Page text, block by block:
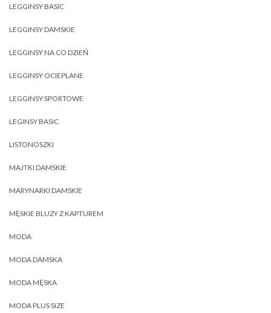
LEGGINSY BASIC
LEGGINSY DAMSKIE
LEGGINSY NA CO DZIEŃ
LEGGINSY OCIEPLANE
LEGGINSY SPORTOWE
LEGINSY BASIC
LISTONOSZKI
MAJTKI DAMSKIE
MARYNARKI DAMSKIE
MĘSKIE BLUZY Z KAPTUREM
MODA
MODA DAMSKA
MODA MĘSKA
MODA PLUS SIZE